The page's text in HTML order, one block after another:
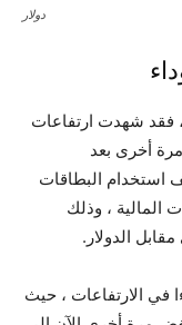
دولار
فقد شهدت ارتفاعات
مرة أخرى بعد
استخدام البطاقات
المالية ، وذلك
الدولار.
في الارتفاعات ، حيث